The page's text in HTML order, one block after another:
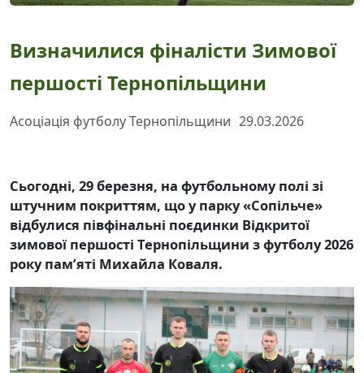
Визначилися фіналісти Зимової
першості Тернопільщини
Асоціація футболу Тернопільщини 29.03.2026
Сьогодні, 29 березня, на футбольному полі зі
штучним покриттям, що у парку «Сопільче»
відбулися півфінальні поєдинки Відкритої
зимової першості Тернопільщини з футболу 2026
року пам’яті Михайла Коваля.